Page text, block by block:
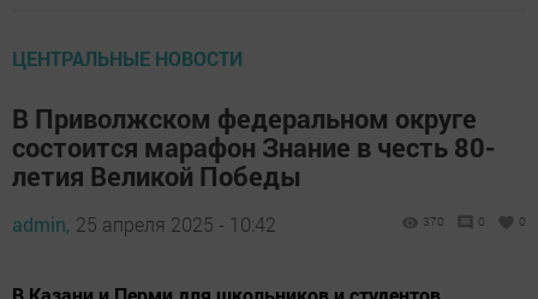
ЦЕНТРАЛЬНЫЕ НОВОСТИ
В Приволжском федеральном округе
состоится марафон Знание в честь 80-
летия Великой Победы
admin, 25 апреля 2025 - 10:42 370 0 0